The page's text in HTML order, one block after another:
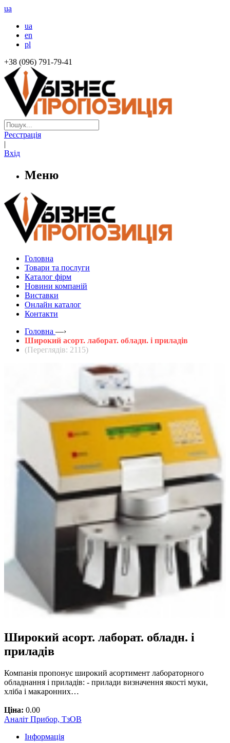
ua
ua
en
pl
+38 (096) 791-79-41
Реєстрація
|
Вхід
Меню
Головна
Товари та послуги
Каталог фірм
Новини компаній
Виставки
Онлайн каталог
Контакти
Головна —›
Широкий асорт. лаборат. обладн. і приладів
(Переглядів: 2115)
Широкий асорт. лаборат. обладн. і
приладів
Компанія пропонує широкий асортимент лабораторного
обладнання і приладів: - прилади визначення якості муки,
хліба і макаронних…
Ціна: 0.00
Аналіт Прибор, ТзОВ
Інформація